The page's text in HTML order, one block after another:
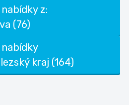
z:
(76)
nabídky
kraj (164)